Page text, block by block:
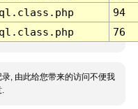
94
76
, 由此给您带来的访问不便我
.